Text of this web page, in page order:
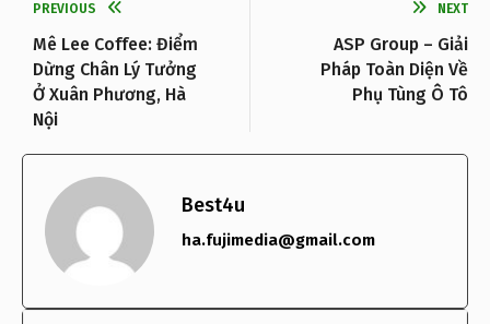
PREVIOUS
Mê Lee Coffee: Điểm
Dừng Chân Lý Tưởng
Ở Xuân Phương, Hà
Nội
NEXT
ASP Group – Giải
Pháp Toàn Diện Về
Phụ Tùng Ô Tô
Best4u
ha.fujimedia@gmail.com